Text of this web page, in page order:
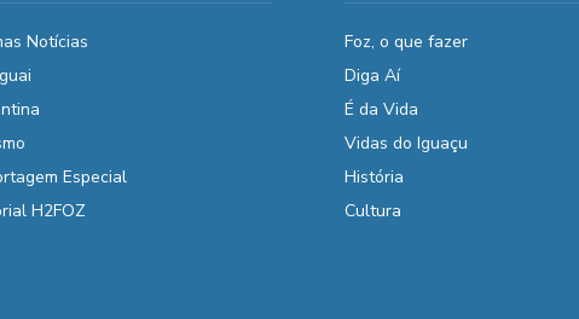
Notícias
Especial
H2FOZ
Foz, o que fazer
Diga Aí
É da Vida
Vidas do Iguaçu
História
Cultura